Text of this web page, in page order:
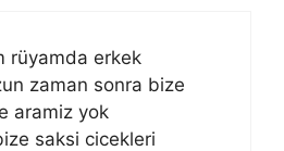
rüyamda erkek
zaman sonra bize
aramiz yok
saksi cicekleri